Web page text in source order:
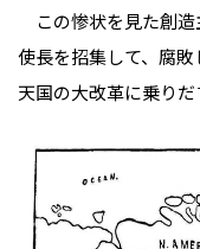
この惨状を見た創造
使長を招集して、腐
天国の大改革に乗りだ